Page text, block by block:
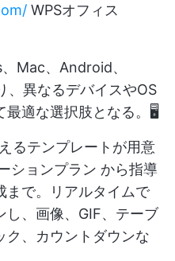
WPSオフィス
Mac、Android、
、異なるデバイスやOS
最適な選択肢となる。🖥️
るテンプレートが用意
ションプラン から指導
まで。リアルタイムで
し、画像、GIF、テーブ
ク、カウントダウンな